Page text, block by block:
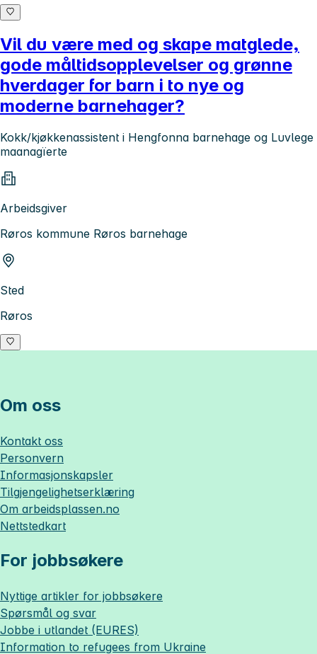
Vil du være med og skape matglede,
gode måltidsopplevelser og grønne
hverdager for barn i to nye og
moderne barnehager?
Kokk/kjøkkenassistent i Hengfonna barnehage og Luvlege
maanagïerte
Arbeidsgiver
Røros kommune Røros barnehage
Sted
Røros
Om oss
Kontakt oss
Personvern
Informasjonskapsler
Tilgjengelighetserklæring
Om arbeidsplassen.no
Nettstedkart
For jobbsøkere
Nyttige artikler for jobbsøkere
Spørsmål og svar
Jobbe i utlandet (EURES)
Information to refugees from Ukraine